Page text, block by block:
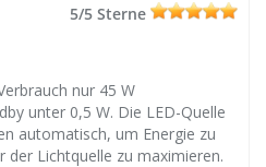
5/5 Sterne
nur 45 W
unter 0,5 W. Die LED-Quelle
automatisch, um Energie zu
der Lichtquelle zu maximieren.